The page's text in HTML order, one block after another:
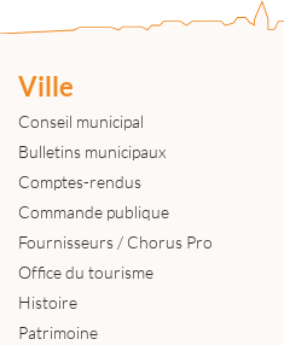
Ville
Conseil municipal
Bulletins municipaux
Comptes-rendus
Commande publique
Fournisseurs / Chorus Pro
Office du tourisme
Histoire
Patrimoine